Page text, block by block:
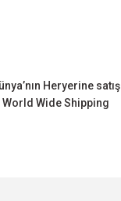
Heryerine satış
World Wide Shipping